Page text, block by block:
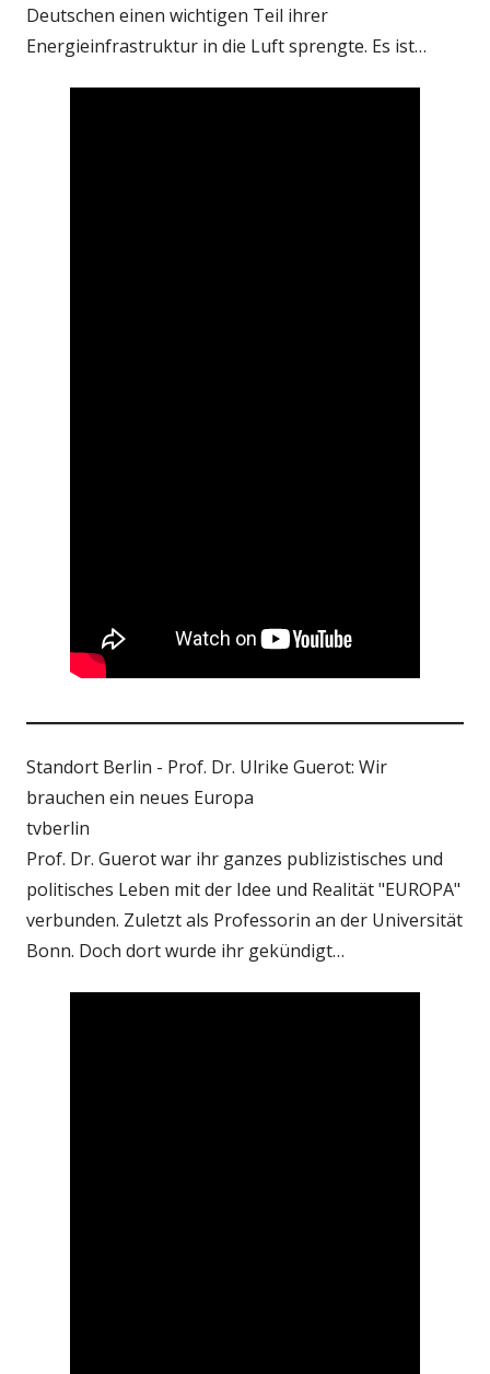
Deutschen einen wichtigen Teil ihrer
Energieinfrastruktur in die Luft sprengte. Es ist…
Standort Berlin - Prof. Dr. Ulrike Guerot: Wir
brauchen ein neues Europa
tvberlin
Prof. Dr. Guerot war ihr ganzes publizistisches und
politisches Leben mit der Idee und Realität "EUROPA"
verbunden. Zuletzt als Professorin an der Universität
Bonn. Doch dort wurde ihr gekündigt…